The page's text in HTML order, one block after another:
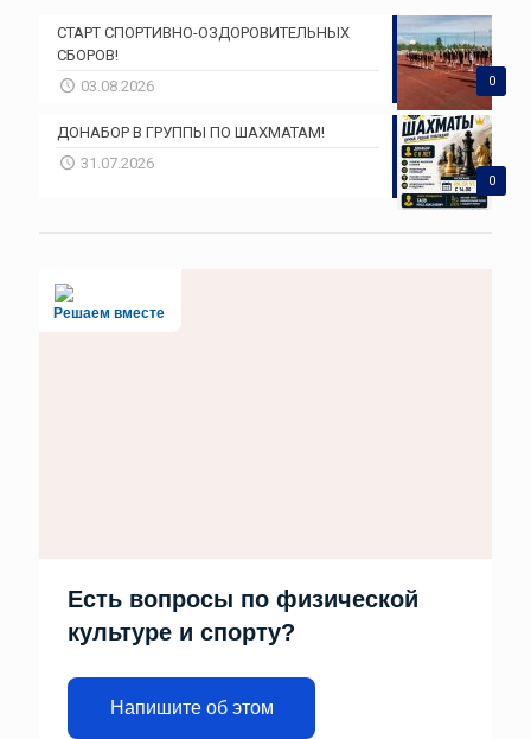
0
СТАРТ СПОРТИВНО-ОЗДОРОВИТЕЛЬНЫХ
СБОРОВ!
03.08.2026
0
ДОНАБОР В ГРУППЫ ПО ШАХМАТАМ!
31.07.2026
Решаем вместе
Есть вопросы по физической
культуре и спорту?
Напишите об этом